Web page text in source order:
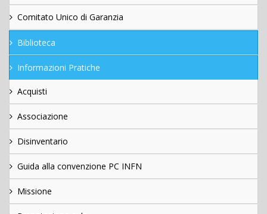
Comitato Unico di Garanzia
Biblioteca
Informazioni Pratiche
Acquisti
Associazione
Disinventario
Guida alla convenzione PC INFN
Missione